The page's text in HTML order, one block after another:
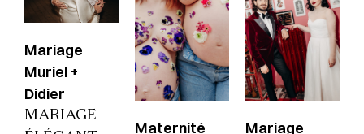
Mariage
Muriel +
Didier
MARIAGE
Maternité Mariage